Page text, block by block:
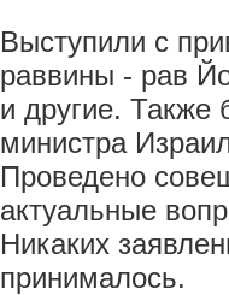
Выступили с
раввины - рав
и другие. Также
министра
Проведено
актуальные
Никаких
принималось.